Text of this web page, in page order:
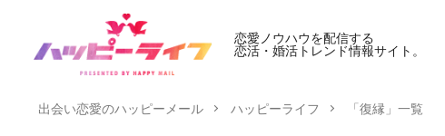
恋愛ノウハウを配信する
恋活・婚活トレンド情報サイト。
出会い恋愛のハッピーメール ハッピーライフ 「復縁」一覧